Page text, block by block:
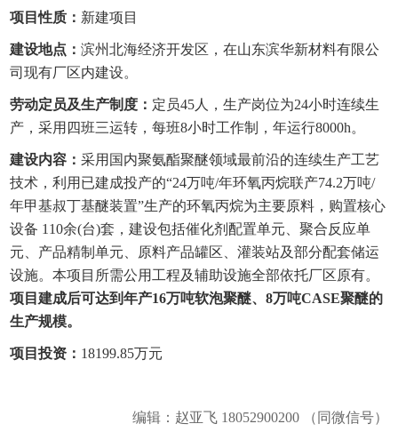
项目性质： 新建项目
建设地点：滨州北海经济开发区，在山东滨华新材料有限公
司现有厂区内建设。
劳动定员及生产制度： 定员45人，生产岗位为24小时连续生
产，采用四班三运转，每班8小时工作制，年运行8000h。
建设内容：采用国内聚氨酯聚醚领域最前沿的连续生产工艺
技术，利用已建成投产的“24万吨/年环氧丙烷联产74.2万吨/
年甲基叔丁基醚装置”生产的环氧丙烷为主要原料，购置核心
设备 110余(台)套，建设包括催化剂配置单元、聚合反应单
元、产品精制单元、原料产品罐区、灌装站及部分配套储运
设施。本项目所需公用工程及辅助设施全部依托厂区原有。
项目建成后可达到年产16万吨软泡聚醚、8万吨CASE聚醚的
生产规模。
项目投资： 18199.85万元
编辑：赵亚飞 18052900200 （同微信号）